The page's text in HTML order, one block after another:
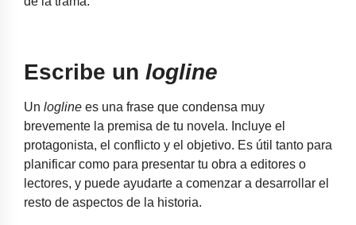
Escribe un logline
Un logline es una frase que condensa muy
brevemente la premisa de tu novela. Incluye el
protagonista, el conflicto y el objetivo. Es útil tanto para
planificar como para presentar tu obra a editores o
lectores, y puede ayudarte a comenzar a desarrollar el
resto de aspectos de la historia.